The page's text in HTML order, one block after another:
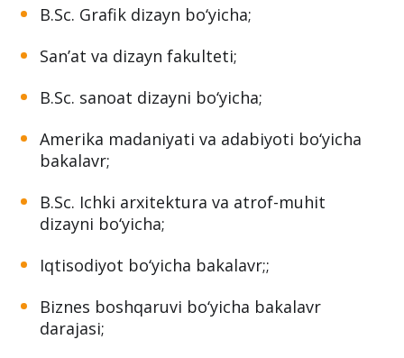
B.Sc. Grafik dizayn bo‘yicha;
San’at va dizayn fakulteti;
B.Sc. sanoat dizayni bo‘yicha;
Amerika madaniyati va adabiyoti bo‘yicha
bakalavr;
B.Sc. Ichki arxitektura va atrof-muhit
dizayni bo‘yicha;
Iqtisodiyot bo‘yicha bakalavr;;
Biznes boshqaruvi bo‘yicha bakalavr
darajasi;